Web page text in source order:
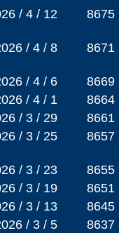
/ 4 / 12 8675
/ 4 / 8 8671
/ 4 / 6 8669
/ 4 / 1 8664
/ 3 / 29 8661
/ 3 / 25 8657
/ 3 / 23 8655
/ 3 / 19 8651
/ 3 / 13 8645
/ 3 / 5 8637